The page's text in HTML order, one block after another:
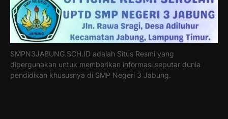
SMPN3JABUNG.SCH.ID adalah Situs Resmi yang
dipergunakan untuk memberikan informasi seputar dunia
pendidikan khususnya di SMP Negeri 3 Jabung.